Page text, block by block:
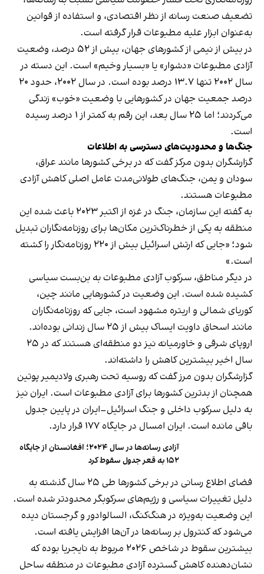
تضعیف صنعت رسانه از نظر اقتصادی، و استفاده از قوانین
به‌عنوان ابزار علیه مطبوعات قرار گرفته است.
در بیش از نیمی از کشورهای جهان، بیش از ۵۲ درصد، وضعیت
آزادی مطبوعات «دشوار» یا «بسیار وخیم» است. این دسته در
سال ۲۰۰۲ تنها ۱۳.۷ درصد بوده است. در سال ۲۰۰۲، حدود ۲۰
درصد جمعیت جهان در کشورهایی با وضعیت «خوب» زندگی
می‌کردند؛ اما ۲۵ سال بعد، این رقم به کمتر از ۱ درصد رسیده
است.
جنگ‌ها و محدودیت‌های دسترسی به اطلاعات
گزارشگران بدون مرکز گفت که در برخی کشورها مانند عراق،
سودان و یمن، جنگ‌های طولانی‌مدت عامل اصلی کاهش آزادی
مطبوعات هستند.
به گفته این سازمان، جنگ در غزه از اکتبر ۲۰۲۳ باعث شده این
منطقه به یکی از خطرناک‌ترین مکان‌ها برای روزنامه‌نگاران تبدیل
شود؛ «جایی که ارتش اسرائیل بیش از ۲۲۰ روزنامه‌نگار را کشته
است.»
در دیگر مناطق، سرکوب آزادی مطبوعات به بن‌بست سیاسی
کشیده شده است. این وضعیت در کشورهایی مانند چین،
کوریای شمالی و اریتره مشهود است، جایی که روزنامه‌نگاران
مانند اسحاق داویت ایساک بیش از ۲۵ سال زندانی بوده‌اند.
اروپای شرقی و خاورمیانه نیز دو منطقه‌ای هستند که در ۲۵
سال اخیر بیشترین کاهش را داشته‌اند.
گزارشگران بدون مرز گفت که روسیه تحت رهبری ولادیمیر پوتین
همچنان از بدترین کشورها برای آزادی مطبوعات است. ایران نیز
به دلیل سرکوب داخلی و جنگ اسرائیل–ایران در پایین جدول
باقی مانده است. ایران امسال در جایگاه ۱۷۷ قرار دارد.
آزادی رسانه‌ها در سال ۲۰۲۴؛ افغانستان از جایگاه
۱۵۲ به قعر جدول سقوط کرد
فضای اطلاع رسانی در برخی کشورها طی ۲۵ سال گذشته به
دلیل تغییرات سیاسی و رژیم‌های سرکوبگر محدودتر شده است.
این وضعیت به‌ویژه در هنگ‌کنگ، السالوادور و گرجستان دیده
می‌شود که کنترول بر رسانه‌ها در آن‌ها افزایش یافته است.
بیشترین سقوط در شاخص ۲۰۲۶ مربوط به نایجریا بوده که
نشان‌دهنده کاهش گسترده آزادی مطبوعات در منطقه ساحل